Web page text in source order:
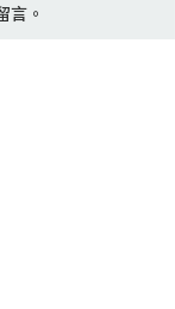
言。